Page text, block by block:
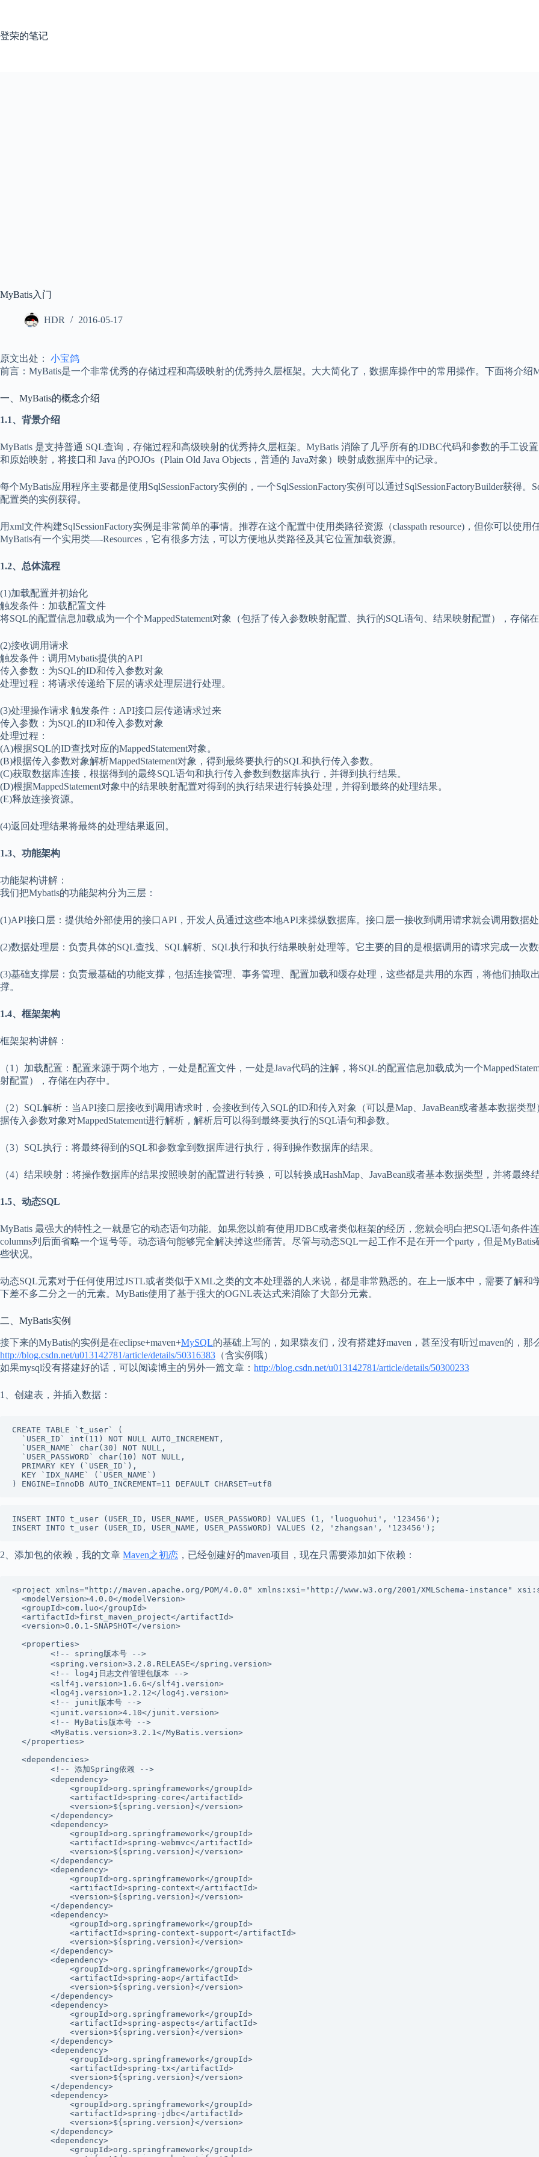
内
容
登荣的笔记
MyBatis入门
HDR 2016-05-17
原文出处： 小宝鸽
前言：MyBatis是一个非常优秀的存储过程和高级映射的优秀持久层框架。大大简化了，数据库操作中的常用操作。下面将介绍
一、MyBatis的概念介绍
1.1、背景介绍
MyBatis 是支持普通 SQL查询，存储过程和高级映射的优秀持久层框架。MyBatis 消除了几乎所有的JDBC代码和参数的手工设
和原始映射，将接口和 Java 的POJOs（Plain Old Java Objects，普通的 Java对象）映射成数据库中的记录。
每个MyBatis应用程序主要都是使用SqlSessionFactory实例的，一个SqlSessionFactory实例可以通过SqlSessionFactoryBuilder获得
配置类的实例获得。
用xml文件构建SqlSessionFactory实例是非常简单的事情。推荐在这个配置中使用类路径资源（classpath resource)，但你可以使
MyBatis有一个实用类—-Resources，它有很多方法，可以方便地从类路径及其它位置加载资源。
1.2、总体流程
(1)加载配置并初始化
触发条件：加载配置文件
将SQL的配置信息加载成为一个个MappedStatement对象（包括了传入参数映射配置、执行的SQL语句、结果映射配置），存储在
(2)接收调用请求
触发条件：调用Mybatis提供的API
传入参数：为SQL的ID和传入参数对象
处理过程：将请求传递给下层的请求处理层进行处理。
(3)处理操作请求 触发条件：API接口层传递请求过来
传入参数：为SQL的ID和传入参数对象
处理过程：
(A)根据SQL的ID查找对应的MappedStatement对象。
(B)根据传入参数对象解析MappedStatement对象，得到最终要执行的SQL和执行传入参数。
(C)获取数据库连接，根据得到的最终SQL语句和执行传入参数到数据库执行，并得到执行结果。
(D)根据MappedStatement对象中的结果映射配置对得到的执行结果进行转换处理，并得到最终的处理结果。
(E)释放连接资源。
(4)返回处理结果将最终的处理结果返回。
1.3、功能架构
功能架构讲解：
我们把Mybatis的功能架构分为三层：
(1)API接口层：提供给外部使用的接口API，开发人员通过这些本地API来操纵数据库。接口层一接收到调用请求就会调用数据
(2)数据处理层：负责具体的SQL查找、SQL解析、SQL执行和执行结果映射处理等。它主要的目的是根据调用的请求完成一次数
(3)基础支撑层：负责最基础的功能支撑，包括连接管理、事务管理、配置加载和缓存处理，这些都是共用的东西，将他们抽取
撑。
1.4、框架架构
框架架构讲解：
（1）加载配置：配置来源于两个地方，一处是配置文件，一处是Java代码的注解，将SQL的配置信息加载成为一个
射配置），存储在内存中。
（2）SQL解析：当API接口层接收到调用请求时，会接收到传入SQL的ID和传入对象（可以是Map、JavaBean或者基本数据类
据传入参数对象对MappedStatement进行解析，解析后可以得到最终要执行的SQL语句和参数。
（3）SQL执行：将最终得到的SQL和参数拿到数据库进行执行，得到操作数据库的结果。
（4）结果映射：将操作数据库的结果按照映射的配置进行转换，可以转换成HashMap、JavaBean或者基本数据类型，并将最终
1.5、动态SQL
MyBatis 最强大的特性之一就是它的动态语句功能。如果您以前有使用JDBC或者类似框架的经历，您就会明白把SQL语句条件
columns列后面省略一个逗号等。动态语句能够完全解决掉这些痛苦。尽管与动态SQL一起工作不是在开一个party，但是
些状况。
动态SQL元素对于任何使用过JSTL或者类似于XML之类的文本处理器的人来说，都是非常熟悉的。在上一版本中，需要了解和
下差不多二分之一的元素。MyBatis使用了基于强大的OGNL表达式来消除了大部分元素。
二、MyBatis实例
接下来的MyBatis的实例是在eclipse+maven+MySQL的基础上写的，如果猿友们，没有搭建好maven，甚至没有听过maven的，那
http://blog.csdn.net/u013142781/article/details/50316383 （含实例哦）
如果mysql没有搭建好的话，可以阅读博主的另外一篇文章： http://blog.csdn.net/u013142781/article/details/50300233
1、创建表，并插入数据：
CREATE TABLE `t_user` (
  `USER_ID` int(11) NOT NULL AUTO_INCREMENT,
  `USER_NAME` char(30) NOT NULL,
  `USER_PASSWORD` char(10) NOT NULL,
  PRIMARY KEY (`USER_ID`),
  KEY `IDX_NAME` (`USER_NAME`)
) ENGINE=InnoDB AUTO_INCREMENT=11 DEFAULT CHARSET=utf8
INSERT INTO t_user (USER_ID, USER_NAME, USER_PASSWORD) VALUES (1, 'luoguohui', '123456');
INSERT INTO t_user (USER_ID, USER_NAME, USER_PASSWORD) VALUES (2, 'zhangsan', '123456');
2、添加包的依赖，我的文章 Maven之初恋 ，已经创建好的maven项目，现在只需要添加如下依赖：
<project xmlns="http://maven.apache.org/POM/4.0.0" xmlns:xsi="http://www.w3.org/2001/XMLSchema-instance"
  <modelVersion>4.0.0</modelVersion>
  <groupId>com.luo</groupId>
  <artifactId>first_maven_project</artifactId>
  <version>0.0.1-SNAPSHOT</version>
  <properties>
        <!-- spring版本号 -->
        <spring.version>3.2.8.RELEASE</spring.version>
        <!-- log4j日志文件管理包版本 -->
        <slf4j.version>1.6.6</slf4j.version>
        <log4j.version>1.2.12</log4j.version>
        <!-- junit版本号 -->
        <junit.version>4.10</junit.version>
        <!-- MyBatis版本号 -->
        <MyBatis.version>3.2.1</MyBatis.version>
  </properties>
  <dependencies>
        <!-- 添加Spring依赖 -->
        <dependency>
            <groupId>org.springframework</groupId>
            <artifactId>spring-core</artifactId>
            <version>${spring.version}</version>
        </dependency>
        <dependency>
            <groupId>org.springframework</groupId>
            <artifactId>spring-webmvc</artifactId>
            <version>${spring.version}</version>
        </dependency>
        <dependency>
            <groupId>org.springframework</groupId>
            <artifactId>spring-context</artifactId>
            <version>${spring.version}</version>
        </dependency>
        <dependency>
            <groupId>org.springframework</groupId>
            <artifactId>spring-context-support</artifactId>
            <version>${spring.version}</version>
        </dependency>
        <dependency>
            <groupId>org.springframework</groupId>
            <artifactId>spring-aop</artifactId>
            <version>${spring.version}</version>
        </dependency>
        <dependency>
            <groupId>org.springframework</groupId>
            <artifactId>spring-aspects</artifactId>
            <version>${spring.version}</version>
        </dependency>
        <dependency>
            <groupId>org.springframework</groupId>
            <artifactId>spring-tx</artifactId>
            <version>${spring.version}</version>
        </dependency>
        <dependency>
            <groupId>org.springframework</groupId>
            <artifactId>spring-jdbc</artifactId>
            <version>${spring.version}</version>
        </dependency>
        <dependency>
            <groupId>org.springframework</groupId>